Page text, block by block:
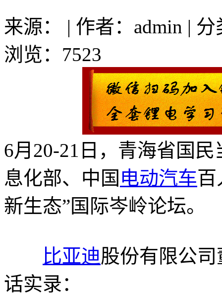
来源： | 作者：admin | 分
浏览：7523
6月20-21日，青海省国
息化部、中国 电动汽车百
新生态”国际岑岭论坛。
比亚迪股份有限公
话实录：